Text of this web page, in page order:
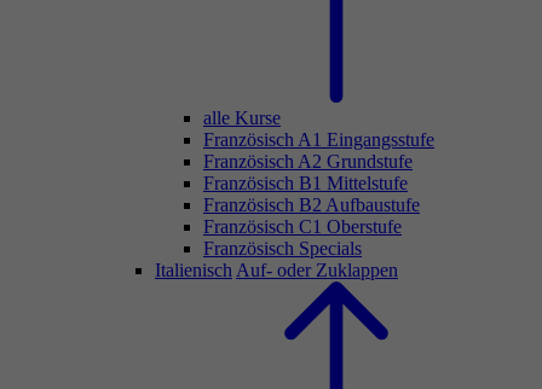
alle Kurse
Französisch A1 Eingangsstufe
Französisch A2 Grundstufe
Französisch B1 Mittelstufe
Französisch B2 Aufbaustufe
Französisch C1 Oberstufe
Französisch Specials
Italienisch Auf- oder Zuklappen